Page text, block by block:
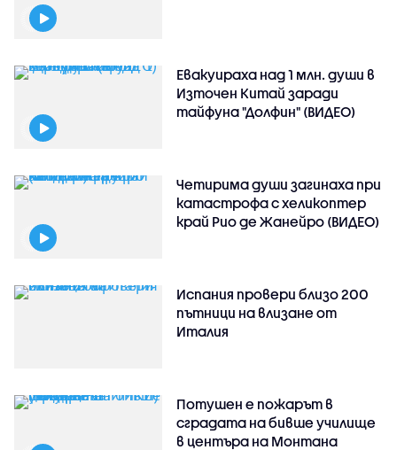
Евакуираха над 1 млн. души в
Източен Китай заради
тайфуна "Долфин" (ВИДЕО)
Четирима души загинаха при
катастрофа с хеликоптер
край Рио де Жанейро (ВИДЕО)
Испания провери близо 200
пътници на влизане от
Италия
Потушен е пожарът в
сградата на бивше училище
в центъра на Монтана